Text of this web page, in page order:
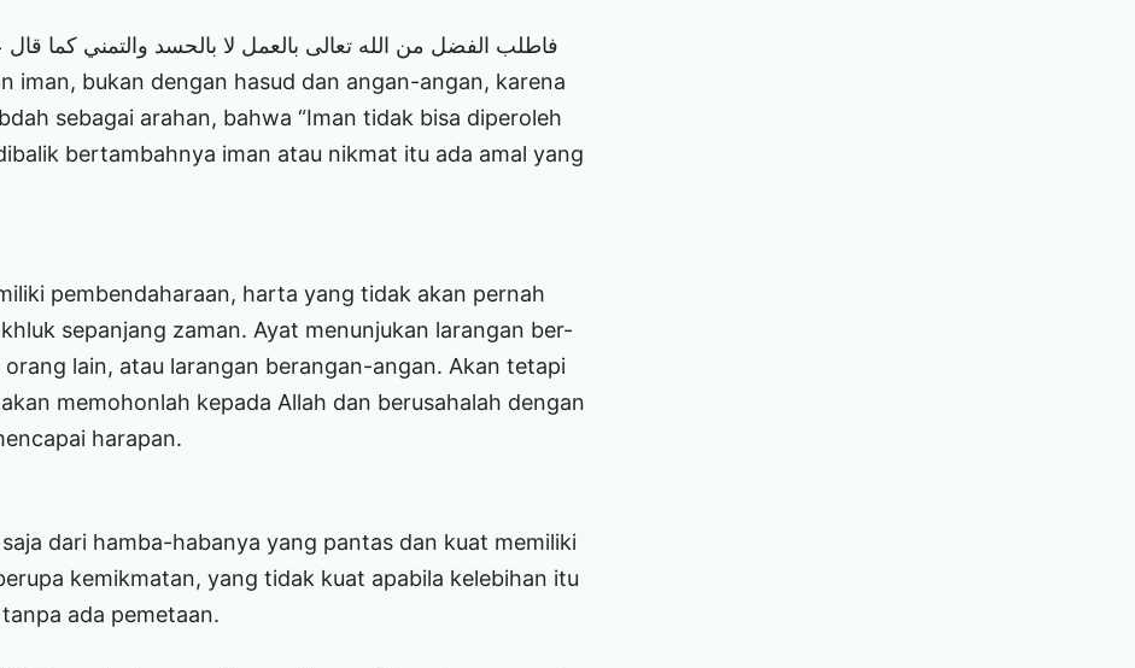
فاطلب الفضل من الله تعالى بالعمل لا بالحسد والتمني كما قال
iman, bukan dengan hasud dan angan-angan, karena
sebagai arahan, bahwa “Iman tidak bisa diperoleh
bertambahnya iman atau nikmat itu ada amal yang
pembendaharaan, harta yang tidak akan pernah
sepanjang zaman. Ayat menunjukan larangan ber-
lain, atau larangan berangan-angan. Akan tetapi
memohonlah kepada Allah dan berusahalah dengan
harapan.
dari hamba-habanya yang pantas dan kuat memiliki
kemikmatan, yang tidak kuat apabila kelebihan itu
ada pemetaan.